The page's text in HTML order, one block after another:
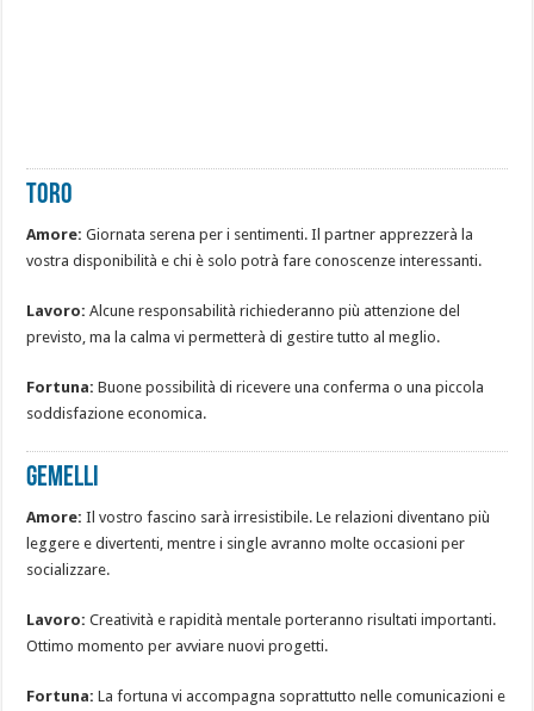
TORO
Amore: Giornata serena per i sentimenti. Il partner apprezzerà la
vostra disponibilità e chi è solo potrà fare conoscenze interessanti.
Lavoro: Alcune responsabilità richiederanno più attenzione del
previsto, ma la calma vi permetterà di gestire tutto al meglio.
Fortuna: Buone possibilità di ricevere una conferma o una piccola
soddisfazione economica.
GEMELLI
Amore: Il vostro fascino sarà irresistibile. Le relazioni diventano più
leggere e divertenti, mentre i single avranno molte occasioni per
socializzare.
Lavoro: Creatività e rapidità mentale porteranno risultati importanti.
Ottimo momento per avviare nuovi progetti.
Fortuna: La fortuna vi accompagna soprattutto nelle comunicazioni e